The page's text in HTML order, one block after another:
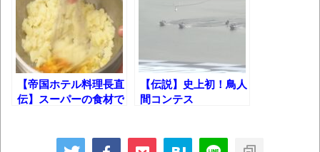
時代の流れ
【衝撃】道志村の骨や服、沢の上流から流
されてきた可能性・・・・・・・・・
オーストラリアの男性飛行家 太平洋横断
飛行
屋やお煽り運転など盛りだくさん
【帝国ホテル料理長直
伝】スーパーの食材で
【伝説】史上初！鳥人
間コンテス